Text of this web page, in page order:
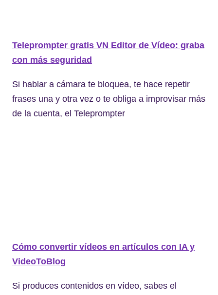
Teleprompter gratis VN Editor de Vídeo: graba
con más seguridad
Si hablar a cámara te bloquea, te hace repetir
frases una y otra vez o te obliga a improvisar más
de la cuenta, el Teleprompter
Cómo convertir vídeos en artículos con IA y
VideoToBlog
Si produces contenidos en vídeo, sabes el